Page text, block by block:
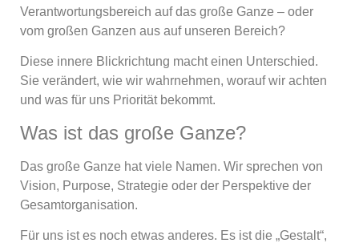
Verantwortungsbereich auf das große Ganze – oder
vom großen Ganzen aus auf unseren Bereich?
Diese innere Blickrichtung macht einen Unterschied.
Sie verändert, wie wir wahrnehmen, worauf wir achten
und was für uns Priorität bekommt.
Was ist das große Ganze?
Das große Ganze hat viele Namen. Wir sprechen von
Vision, Purpose, Strategie oder der Perspektive der
Gesamtorganisation.
Für uns ist es noch etwas anderes. Es ist die „Gestalt“,